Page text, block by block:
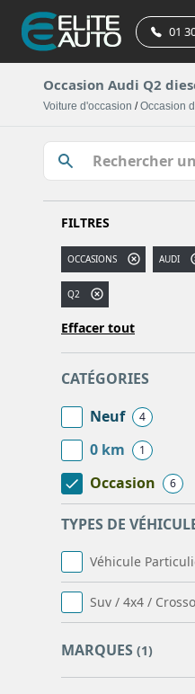
01
Occasion Audi Q2
Voiture d'occasion /Occasion
FILTRES
OCCASIONS AUDI
Q2
Effacer tout
CATÉGORIES
Neuf
4
0 km 1
Occasion 6
TYPES DE
Véhicule
Suv / 4x4 /
MARQUES (1)